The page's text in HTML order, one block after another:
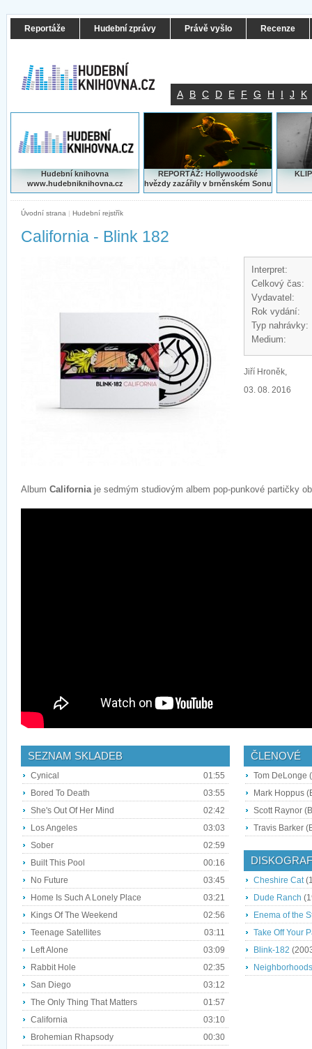
Reportáže Hudební zprávy Právě vyšlo Recenze
A B C D E F G H I J K
Hudební knihovna
www.hudebniknihovna.cz
REPORTÁŽ: Hollywoodské
hvězdy zazářily v brněnském Sonu
Úvodní strana | Hudební rejstřík
California - Blink 182
Interpret:
Celkový čas:
Vydavatel:
Rok vydání:
Typ nahrávky:
Medium:
Jiří Hroněk,
03. 08. 2016
Album Californiaje sedmým studiovým albem pop-punkové partičky
SEZNAM SKLADEB
Cynical
01:55
Bored To Death
03:55
She's Out Of Her Mind
02:42
Los Angeles
03:03
Sober
02:59
Built This Pool
00:16
No Future
03:45
Home Is Such A Lonely Place
03:21
Kings Of The Weekend
02:56
Teenage Satellites
03:11
Left Alone
03:09
Rabbit Hole
02:35
San Diego
03:12
The Only Thing That Matters
01:57
California
03:10
Brohemian Rhapsody
00:30
ČLENOVÉ
Tom DeLonge
Mark Hoppus
Scott Raynor
Travis Barker
Cheshire Cat
Dude Ranch
Enema of the
Take Off Your
Blink-182
Neighborhoods